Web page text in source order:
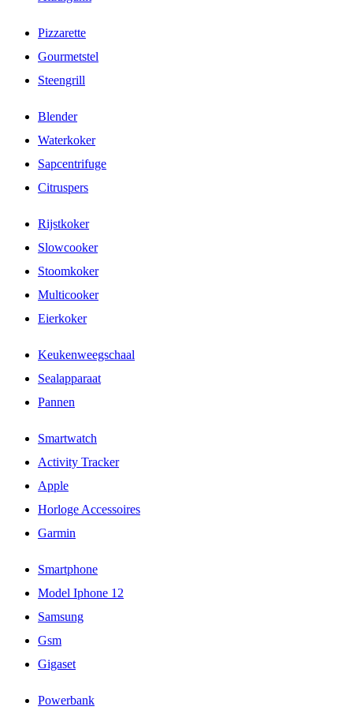
Pizzarette
Gourmetstel
Steengrill
Blender
Waterkoker
Sapcentrifuge
Citruspers
Rijstkoker
Slowcooker
Stoomkoker
Multicooker
Eierkoker
Keukenweegschaal
Sealapparaat
Pannen
Smartwatch
Activity Tracker
Apple
Horloge Accessoires
Garmin
Smartphone
Model Iphone 12
Samsung
Gsm
Gigaset
Powerbank